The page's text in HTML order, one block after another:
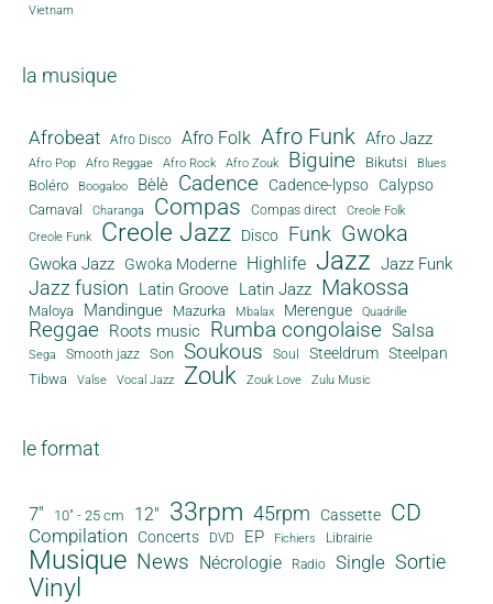
Vietnam
la musique
Afrobeat Afro Disco Afro Folk Afro Funk Afro Jazz
Afro Pop Afro Reggae Afro Rock Afro Zouk Biguine Bikutsi Blues
Boléro Boogaloo Bèlè Cadence Cadence-lypso Calypso
Carnaval Charanga Compas Compas direct
Creole Folk
Creole Funk
Creole Jazz Disco Funk Gwoka
Gwoka Jazz Gwoka Moderne Highlife Jazz Jazz Funk
Jazz fusion Latin Groove Latin Jazz Makossa
Maloya Mandingue Mazurka Mbalax Merengue Quadrille
Reggae Roots music Rumba congolaise Salsa
Sega Smooth jazz Son Soukous Soul Steeldrum Steelpan
Tibwa Valse Vocal Jazz Zouk Zouk Love Zulu Music
le format
7" 10" - 25 cm 12" 33rpm 45rpm Cassette CD
Compilation Concerts DVD EP Fichiers Librairie
Musique News Nécrologie Radio Single Sortie
Vinyl